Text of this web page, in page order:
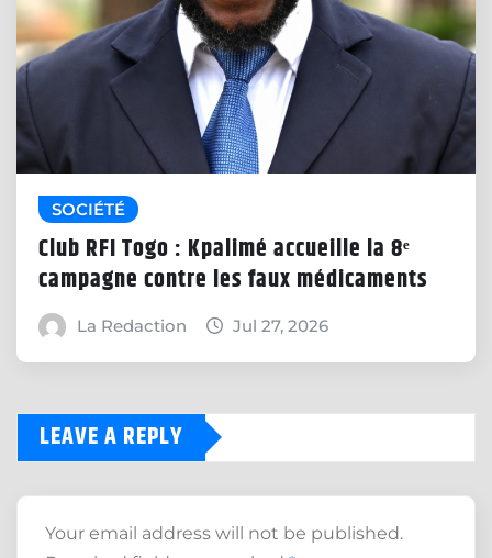
SOCIÉTÉ
Club RFI Togo : Kpalimé accueille la 8ᵉ
campagne contre les faux médicaments
La Redaction Jul 27, 2026
LEAVE A REPLY
Your email address will not be published.